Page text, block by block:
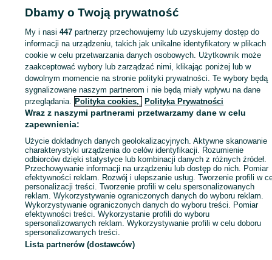
elektryczne - Wielkopolskie
Rowery elektryczne - Poznań
- Naramowice
KATEGORIA
1068456461 Wyświetlenia:
Zadzwoń / SMS Wyślij wiadomość
Dbamy o Twoją prywatność
My i nasi447 partnerzy przechowujemy lub uzyskujemy dostęp do
informacji na urządzeniu, takich jak unikalne identyfikatory w plikach
cookie w celu przetwarzania danych osobowych. Użytkownik może
zaakceptować wybory lub zarządzać nimi, klikając poniżej lub w
dowolnym momencie na stronie polityki prywatności. Te wybory będą
sygnalizowane naszym partnerom i nie będą miały wpływu na dane
przeglądania. Polityka cookies, Polityka Prywatności
Wraz z naszymi partnerami przetwarzamy dane w celu
zapewnienia:
Użycie dokładnych danych geolokalizacyjnych. Aktywne skanowanie
charakterystyki urządzenia do celów identyfikacji. Rozumienie
odbiorców dzięki statystyce lub kombinacji danych z różnych źródeł.
Przechowywanie informacji na urządzeniu lub dostęp do nich. Pomiar
efektywności reklam. Rozwój i ulepszanie usług. Tworzenie profili w
personalizacji treści. Tworzenie profili w celu spersonalizowanych
reklam. Wykorzystywanie ograniczonych danych do wyboru reklam.
Wykorzystywanie ograniczonych danych do wyboru treści. Pomiar
efektywności treści. Wykorzystanie profili do wyboru
spersonalizowanych reklam. Wykorzystywanie profili w celu doboru
spersonalizowanych treści.
Lista partnerów (dostawców)